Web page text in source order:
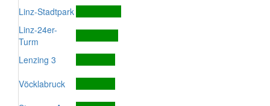
Linz-Stadtpark
Linz-24er-
Turm
Lenzing 3
Vöcklabruck